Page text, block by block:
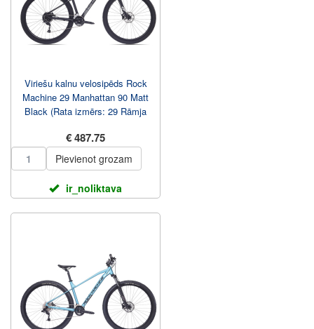
Viriešu kalnu velosipēds Rock
Machine 29 Manhattan 90 Matt
Black (Rata izmērs: 29 Rāmja
€ 487.75
Pievienot grozam
ir_noliktava